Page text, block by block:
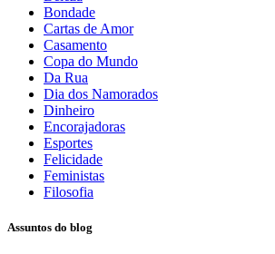
Bondade
Cartas de Amor
Casamento
Copa do Mundo
Da Rua
Dia dos Namorados
Dinheiro
Encorajadoras
Esportes
Felicidade
Feministas
Filosofia
Assuntos do blog